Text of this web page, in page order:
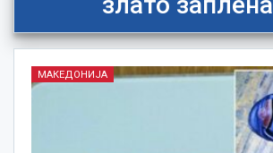
МАКЕДОНИЈА